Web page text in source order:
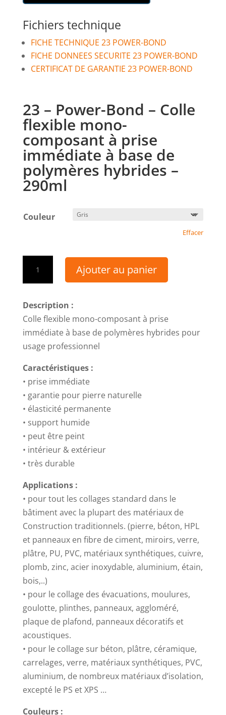
Fichiers technique
FICHE TECHNIQUE 23 POWER-BOND
FICHE DONNEES SECURITE 23 POWER-BOND
CERTIFICAT DE GARANTIE 23 POWER-BOND
23 – Power-Bond – Colle
flexible mono-
composant à prise
immédiate à base de
polymères hybrides –
290ml
Couleur
Effacer
-
Power-
Bond
-
flexible
mono-
composant
à
prise
immédiate
à
base
de
polymères
hybrides
–
290ml
Ajouter au panier
Description :
Colle flexible mono-composant à prise
immédiate à base de polymères hybrides pour
usage professionnel
Caractéristiques :
• prise immédiate
• garantie pour pierre naturelle
• élasticité permanente
• support humide
• peut être peint
• intérieur & extérieur
• très durable
Applications :
• pour tout les collages standard dans le
bâtiment avec la plupart des matériaux de
Construction traditionnels. (pierre, béton, HPL
et panneaux en fibre de ciment, miroirs, verre,
plâtre, PU, PVC, matériaux synthétiques, cuivre,
plomb, zinc, acier inoxydable, aluminium, étain,
bois,..)
• pour le collage des évacuations, moulures,
goulotte, plinthes, panneaux, aggloméré,
plaque de plafond, panneaux décoratifs et
acoustiques.
• pour le collage sur béton, plâtre, céramique,
carrelages, verre, matériaux synthétiques, PVC,
aluminium, de nombreux matériaux d’isolation,
excepté le PS et XPS …
Couleurs :